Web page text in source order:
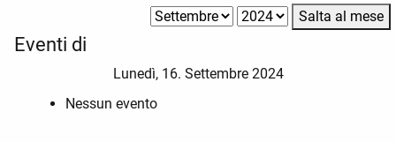
Salta al mese
Eventi di
Lunedì, 16. Settembre 2024
Nessun evento